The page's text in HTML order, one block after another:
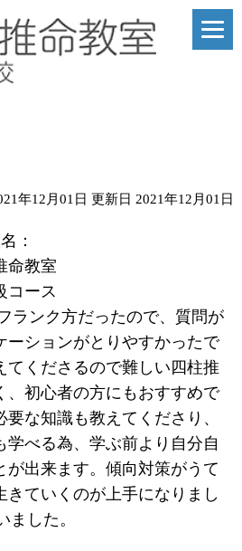
年12月01日 更新日 2021年12月01日
：
命教室
コース
ランク方だったので、質問が
ーションがとりやすかったで
てくださるので難しい四柱推
、初心者の方にもおすすめで
な知識も教えてくださり、
学べる為、学ぶ前より自分自
が出来ます。傾向対策がうて
きていくのが上手になりまし
ました。